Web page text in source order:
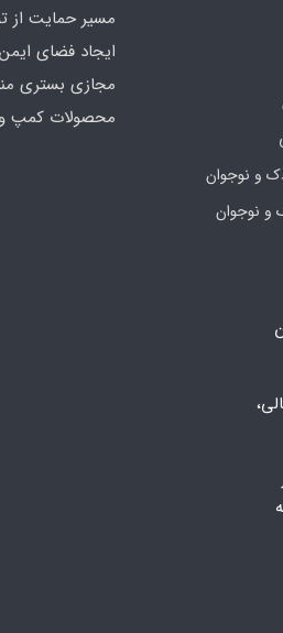
و نوجوان
و نوجوان
مسیر حمایت از
ایجاد فضای
مجازی بستری
محصولات کمپ و